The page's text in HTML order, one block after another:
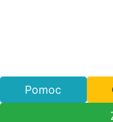
Pomoc